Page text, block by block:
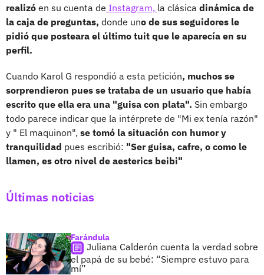
realizó en su cuenta de Instagram, la clásica dinámica de
la caja de preguntas, donde uno de sus seguidores le
pidió que posteara el último tuit que le aparecía en su
perfil.
Cuando Karol G respondió a esta petición, muchos se
sorprendieron pues se trataba de un usuario que había
escrito que ella era una "guisa con plata". Sin embargo
todo parece indicar que la intérprete de "Mi ex tenía razón"
y " El maquinon", se tomó la situación con humor y
tranquilidad pues escribió: "Ser guisa, cafre, o como le
llamen, es otro nivel de aesterics beibi"
Últimas noticias
Farándula
Juliana Calderón cuenta la verdad sobre
el papá de su bebé: “Siempre estuvo para
mí”